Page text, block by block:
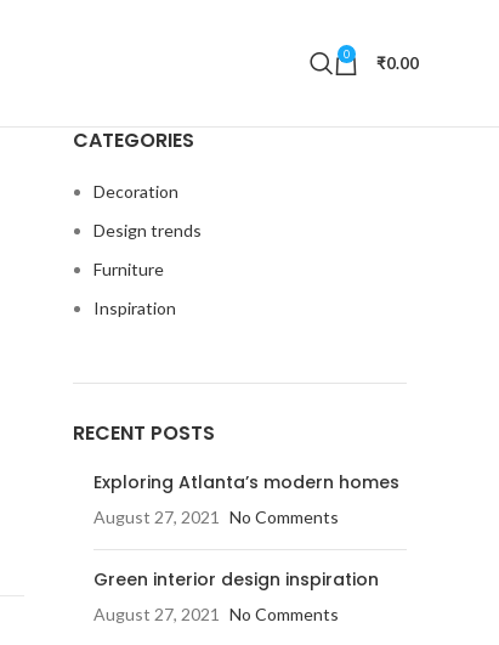
0 ₹0.00
CATEGORIES
Decoration
Design trends
Furniture
Inspiration
RECENT POSTS
Exploring Atlanta’s modern homes
August 27, 2021 No Comments
Green interior design inspiration
August 27, 2021 No Comments